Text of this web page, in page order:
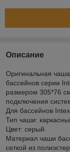
Описание
Оригинальная
бассейнов серии
размером 305*76
подключения
Для бассейнов
Тип чаши:
Цвет: серый.
Материал чаши
сеткой из